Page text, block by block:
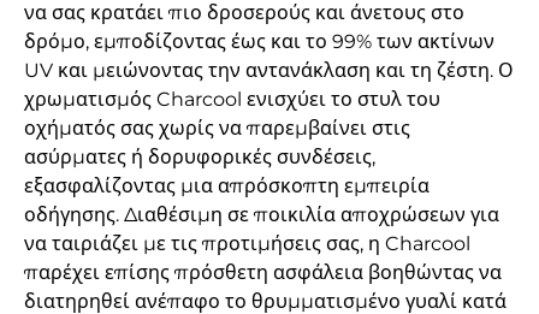
να σας κρατάει πιο δροσερούς και άνετους στο
δρόμο, εμποδίζοντας έως και το 99% των ακτίνων
UV και μειώνοντας την αντανάκλαση και τη ζέστη. Ο
χρωματισμός Charcool ενισχύει το στυλ του
οχήματός σας χωρίς να παρεμβαίνει στις
ασύρματες ή δορυφορικές συνδέσεις,
εξασφαλίζοντας μια απρόσκοπτη εμπειρία
οδήγησης. Διαθέσιμη σε ποικιλία αποχρώσεων για
να ταιριάζει με τις προτιμήσεις σας, η Charcool
παρέχει επίσης πρόσθετη ασφάλεια βοηθώντας να
διατηρηθεί ανέπαφο το θρυμματισμένο γυαλί κατά